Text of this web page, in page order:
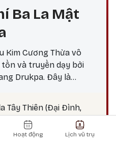
Ba La Mật
Kim Cương Thừa vô
và truyền dạy bởi
Drukpa. Đây là
Tích lũy công đức,
nên thực hành vào
Thừa, ngày 25 là
tăng trưởng mạnh
Tây Thiên (Đại Đình,
8 năm 2026
Hoạt động Lịch vũ trụ